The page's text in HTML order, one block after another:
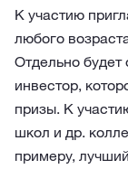
К участию
любого
Отдельно
инвестор,
призы. К
школ и др.
примеру,